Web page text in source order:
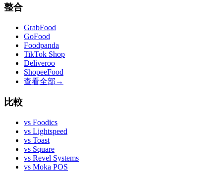
整合
GrabFood
GoFood
Foodpanda
TikTok Shop
Deliveroo
ShopeeFood
查看全部 →
比較
vs Foodics
vs Lightspeed
vs Toast
vs Square
vs Revel Systems
vs Moka POS